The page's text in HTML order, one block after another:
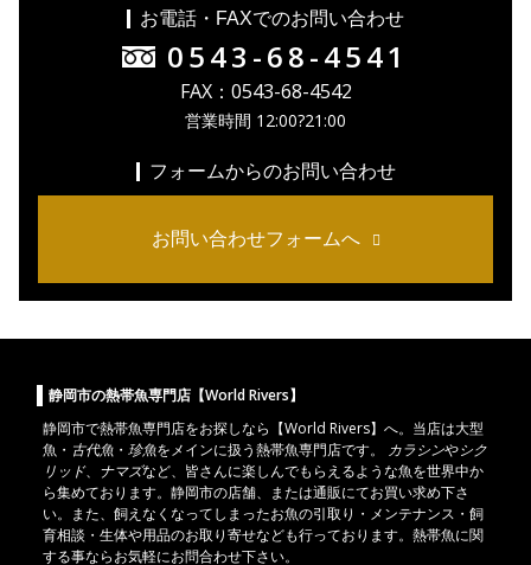
お電話・FAXでのお問い合わせ
0543-68-4541
FAX：0543-68-4542
営業時間 12:00?21:00
フォームからのお問い合わせ
お問い合わせフォームへ
静岡市の熱帯魚専門店【World Rivers】
静岡市で熱帯魚専門店をお探しなら【World Rivers】へ。当店は大型
魚 ・ 古代魚 ・ 珍魚をメインに扱う熱帯魚専門店です。 カラシンやシク
リッド、 ナマズなど、皆さんに楽しんでもらえるような魚を世界中か
ら集めております。静岡市の店舗、または通販にてお買い求め下さ
い。また、飼えなくなってしまったお魚の引取り・メンテナンス・飼
育相談・生体や用品のお取り寄せなども行っております。熱帯魚に関
する事ならお気軽にお問合わせ下さい。